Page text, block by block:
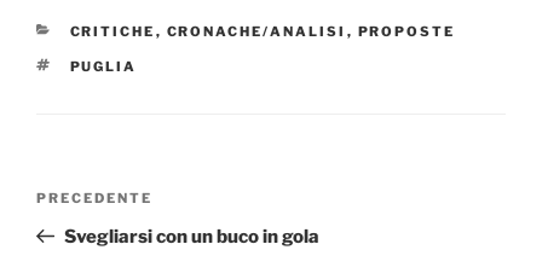
CATEGORIE
CRITICHE , CRONACHE/ANALISI , PROPOSTE
TAG
PUGLIA
Articolo
precedente:
PRECEDENTE
Svegliarsi con un buco in gola